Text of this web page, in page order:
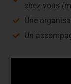
chez vous
Une
Un